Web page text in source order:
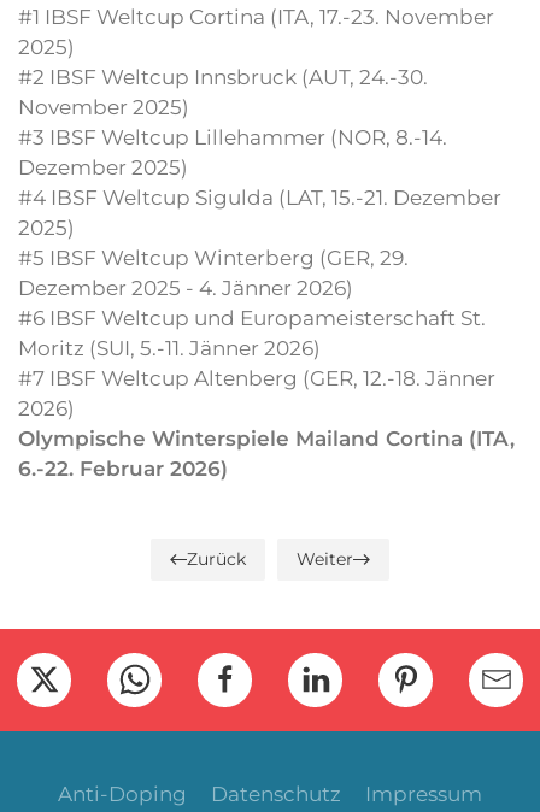
#1 IBSF Weltcup Cortina (ITA, 17.-23. November
2025)
#2 IBSF Weltcup Innsbruck (AUT, 24.-30.
November 2025)
#3 IBSF Weltcup Lillehammer (NOR, 8.-14.
Dezember 2025)
#4 IBSF Weltcup Sigulda (LAT, 15.-21. Dezember
2025)
#5 IBSF Weltcup Winterberg (GER, 29.
Dezember 2025 - 4. Jänner 2026)
#6 IBSF Weltcup und Europameisterschaft St.
Moritz (SUI, 5.-11. Jänner 2026)
#7 IBSF Weltcup Altenberg (GER, 12.-18. Jänner
2026)
Olympische Winterspiele Mailand Cortina (ITA,
6.-22. Februar 2026)
Zurück Weiter
Anti-Doping Datenschutz Impressum